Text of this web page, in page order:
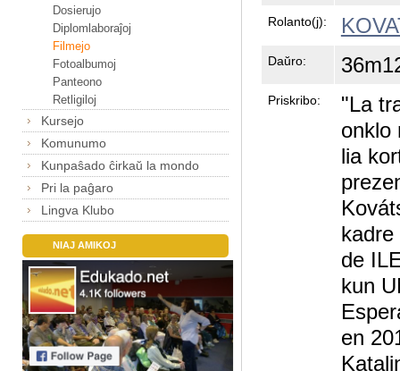
Dosierujo
Diplomlaboraĵoj
Filmejo
Fotoalbumoj
Panteono
Retligiloj
Kursejo
Komunumo
Kunpaŝado ĉirkaŭ la mondo
Pri la paĝaro
Lingva Klubo
NIAJ AMIKOJ
Rolanto(j):
Daŭro:
Priskribo:
"La
onklo
lia
kadre
de
kun
en